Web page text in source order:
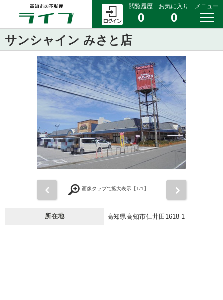
閲覧履歴
0
お気に入り
0
メニュー
サンシャイン みさと店
画像タップで拡大表示【1/1】
所在地 高知県高知市仁井田1618-1